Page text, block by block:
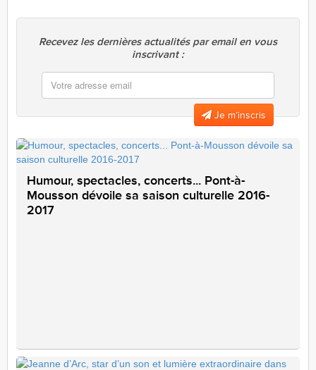
Recevez les dernières actualités par email en vous
inscrivant :
Je m’inscris
Humour, spectacles, concerts... Pont-à-
Mousson dévoile sa saison culturelle 2016-
2017